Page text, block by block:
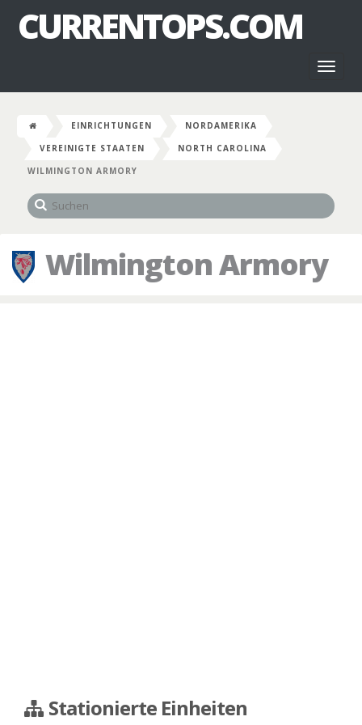
CURRENTOPS.COM
EINRICHTUNGEN
NORDAMERIKA
VEREINIGTE STAATEN
NORTH CAROLINA
WILMINGTON ARMORY
Wilmington Armory
Stationierte Einheiten